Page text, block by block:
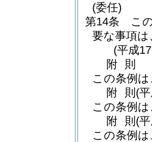
(委任)
第14条
こ
要な事項
(平成
附 則
この条例
附 則 (
この条例
附 則 (
この条例